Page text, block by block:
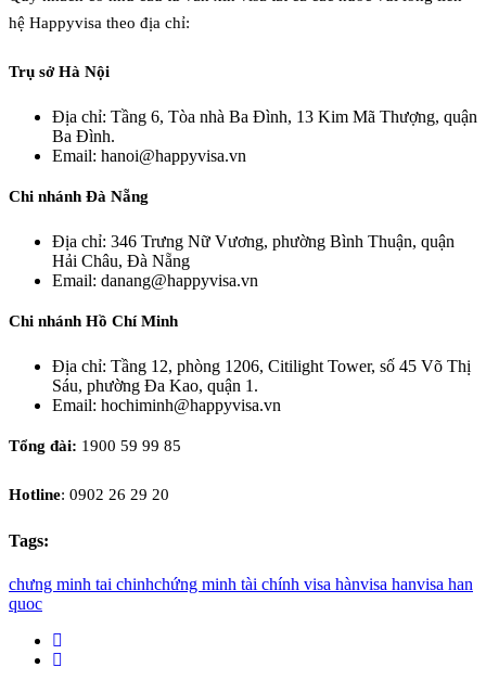
hệ Happyvisa theo địa chỉ:
Trụ sở Hà Nội
Địa chỉ: Tầng 6, Tòa nhà Ba Đình, 13 Kim Mã Thượng, quận
Ba Đình.
Email: hanoi@happyvisa.vn
Chi nhánh Đà Nẵng
Địa chỉ: 346 Trưng Nữ Vương, phường Bình Thuận, quận
Hải Châu, Đà Nẵng
Email: danang@happyvisa.vn
Chi nhánh Hồ Chí Minh
Địa chỉ: Tầng 12, phòng 1206, Citilight Tower, số 45 Võ Thị
Sáu, phường Đa Kao, quận 1.
Email: hochiminh@happyvisa.vn
Tổng đài: 1900 59 99 85
Hotline: 0902 26 29 20
Tags:
chưng minh tai chinhchứng minh tài chính visa hànvisa hanvisa han
quoc